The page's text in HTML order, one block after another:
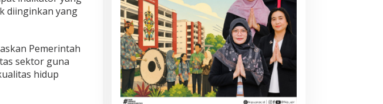
diinginkan yang
Pemerintah
sektor guna
hidup